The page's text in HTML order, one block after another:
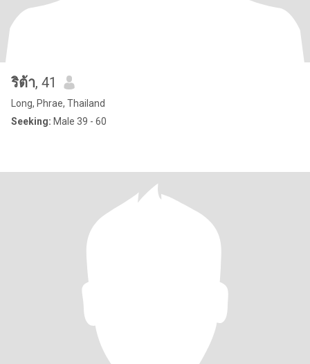
ริต้า, 41
Long, Phrae, Thailand
Seeking: Male 39 - 60